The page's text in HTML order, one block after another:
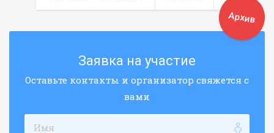
Архив
Заявка на участие
Оставьте контакты и организатор свяжется с
вами